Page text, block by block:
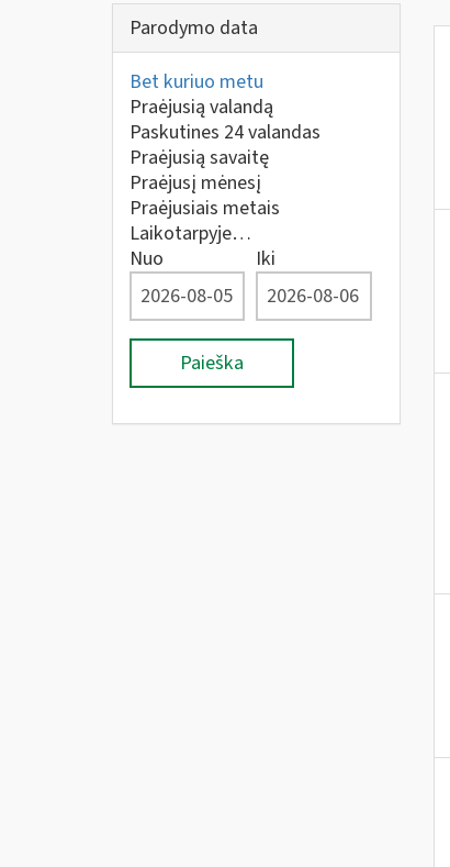
Parodymo data
Bet kuriuo metu
Praėjusią valandą
Paskutines 24 valandas
Praėjusią savaitę
Praėjusį mėnesį
Praėjusiais metais
Laikotarpyje…
Nuo
Iki
Paieška